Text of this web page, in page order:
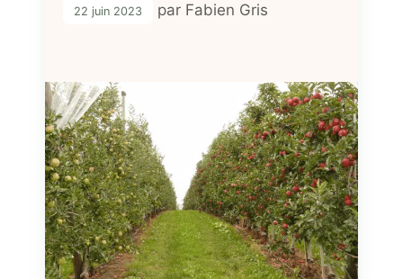
22 juin 2023 par Fabien Gris